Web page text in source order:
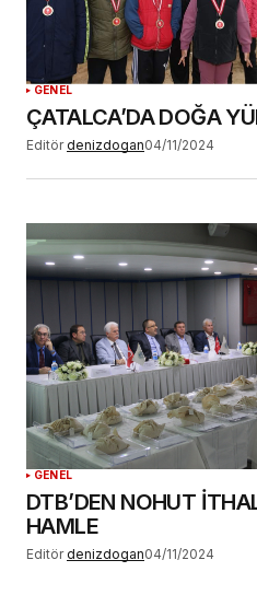
GENEL
ÇATALCA’DA DOĞA
Editör denizdogan04/11/2024
GENEL
DTB’DEN NOHUT
HAMLE
Editör denizdogan04/11/2024